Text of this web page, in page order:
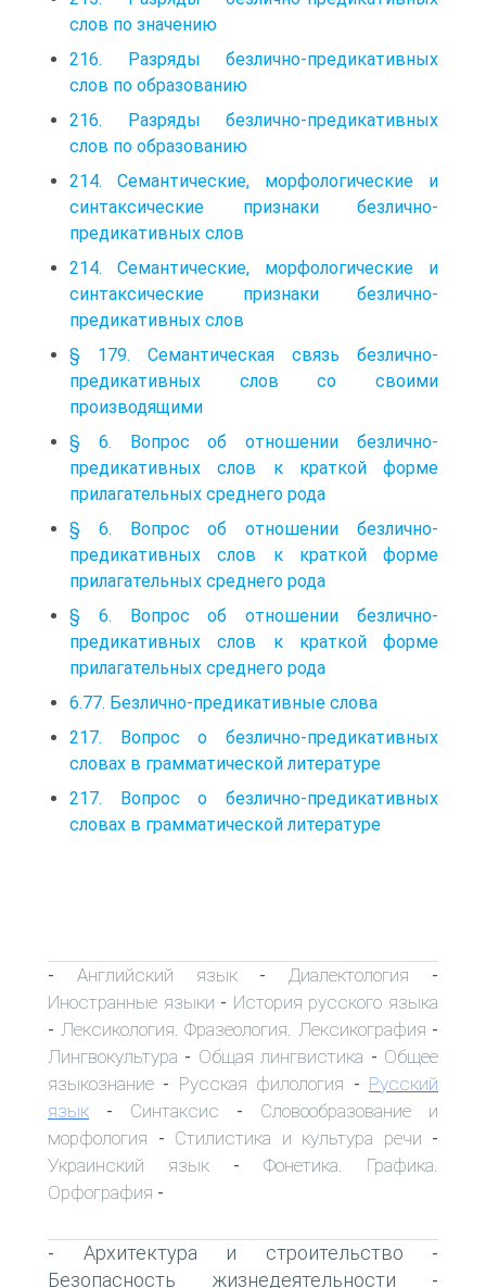
слов по значению
216. Разряды безлично-предикативных
слов по образованию
216. Разряды безлично-предикативных
слов по образованию
214. Семантические, морфологические и
синтаксические признаки безлично-
предикативных слов
214. Семантические, морфологические и
синтаксические признаки безлично-
предикативных слов
§ 179. Семантическая связь безлично-
предикативных слов со своими
производящими
§ 6. Вопрос об отношении безлично-
предикативных слов к краткой форме
прилагательных среднего рода
§ 6. Вопрос об отношении безлично-
предикативных слов к краткой форме
прилагательных среднего рода
§ 6. Вопрос об отношении безлично-
предикативных слов к краткой форме
прилагательных среднего рода
6.77. Безлично-предикативные слова
217. Вопрос о безлично-предикативных
словах в грамматической литературе
217. Вопрос о безлично-предикативных
словах в грамматической литературе
- Английский язык- Диалектология -
Иностранные языки - История русского языка
- Лексикология. Фразеология. Лексикография -
Лингвокультура - Общая лингвистика - Общее
языкознание - Русская филология - Русский
язык - Синтаксис - Словообразование и
морфология - Стилистика и культура речи -
Украинский язык - Фонетика. Графика.
Орфография -
- Архитектура и строительство -
Безопасность жизнедеятельности -